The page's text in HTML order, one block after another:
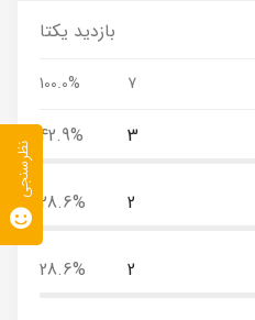
بازدید یکتا
7
100.0%
3
42.9%
2
28.6%
2
28.6%
نظرسنجی